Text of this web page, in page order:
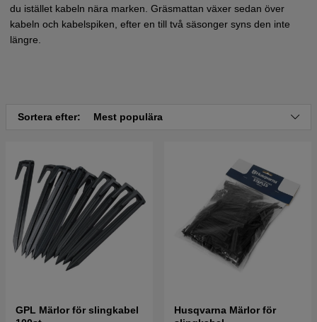
du istället kabeln nära marken. Gräsmattan växer sedan över
kabeln och kabelspiken, efter en till två säsonger syns den inte
längre.
Sortera efter: Mest populära
GPL Märlor för slingkabel
Husqvarna Märlor för